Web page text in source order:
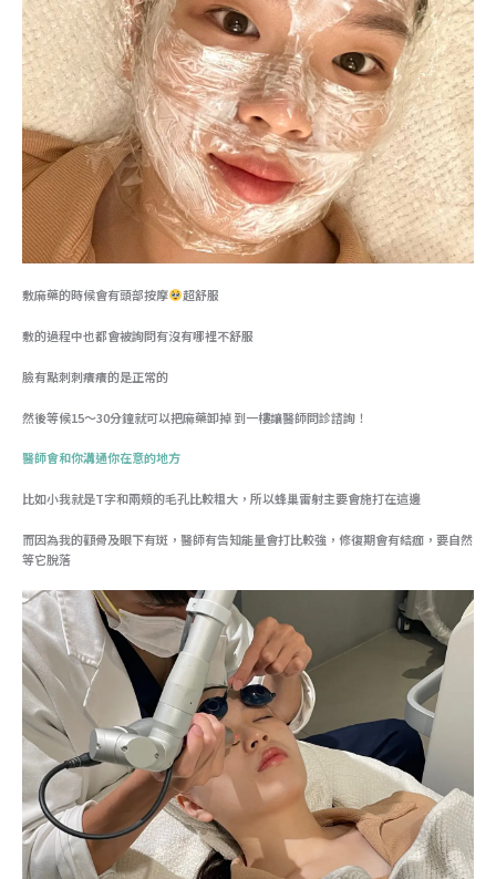
敷麻藥的時候會有頭部按摩 超舒服
敷的過程中也都會被詢問有沒有哪裡不舒服
臉有點刺刺癢癢的是正常的
然後等候15～30分鐘就可以把麻藥卸掉 到一樓讓醫師問診諮詢！
醫師會和你溝通你在意的地方
比如小我就是T字和兩頰的毛孔比較粗大，所以蜂巢雷射主要會施打在這邊
而因為我的顴骨及眼下有斑，醫師有告知能量會打比較強，修復期會有結痂，要自然
等它脫落